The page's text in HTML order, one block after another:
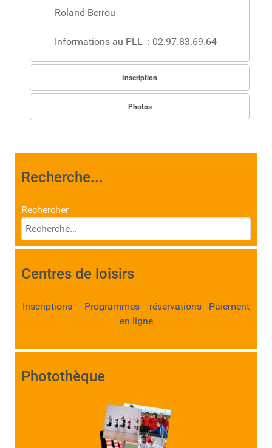
Roland Berrou
Informations au PLL : 02.97.83.69.64
Inscription
Photos
Recherche...
Rechercher
Centres de loisirs
Inscriptions Programmes réservations Paiement
en ligne
Photothèque